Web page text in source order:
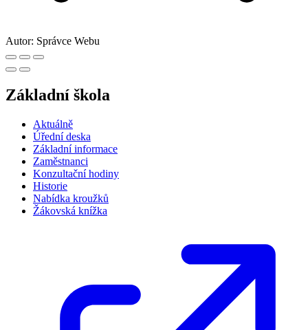
Autor: Správce Webu
Základní škola
Aktuálně
Úřední deska
Základní informace
Zaměstnanci
Konzultační hodiny
Historie
Nabídka kroužků
Žákovská knížka